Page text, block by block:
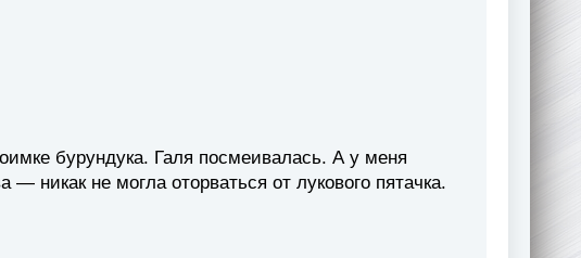
бурундука. Галя посмеивалась. А у меня
— никак не могла оторваться от лукового пятачка.